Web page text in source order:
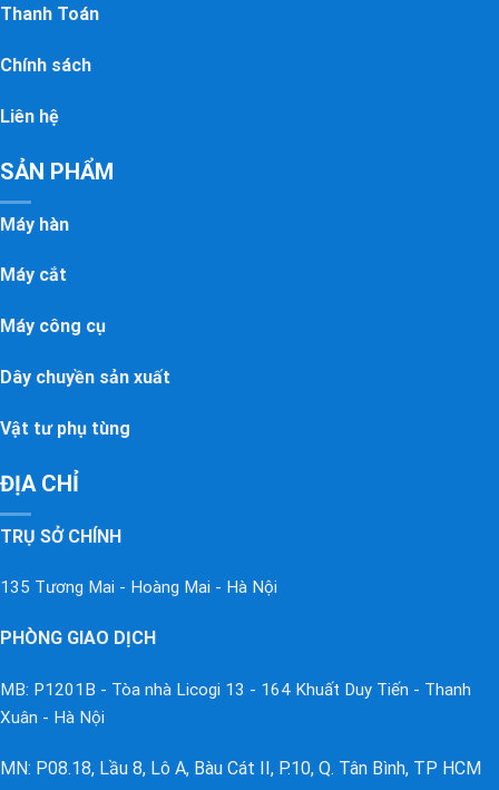
Thanh Toán
Chính sách
Liên hệ
SẢN PHẨM
Máy hàn
Máy cắt
Máy công cụ
Dây chuyền sản xuất
Vật tư phụ tùng
ĐỊA CHỈ
TRỤ SỞ CHÍNH
135 Tương Mai - Hoàng Mai - Hà Nội
PHÒNG GIAO DỊCH
MB: P1201B - Tòa nhà Licogi 13 - 164 Khuất Duy Tiến - Thanh
Xuân - Hà Nội
MN: P08.18, Lầu 8, Lô A, Bàu Cát II, P.10, Q. Tân Bình, TP HCM